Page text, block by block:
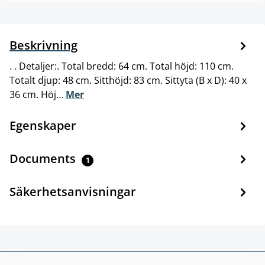
Beskrivning
. . Detaljer:. Total bredd: 64 cm. Total höjd: 110 cm.
Totalt djup: 48 cm. Sitthöjd: 83 cm. Sittyta (B x D): 40 x
36 cm. Höj… Mer
Egenskaper
Documents 1
Säkerhetsanvisningar